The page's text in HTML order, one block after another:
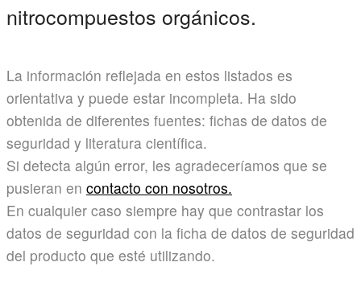
nitrocompuestos orgánicos.
La información reflejada en estos listados es
orientativa y puede estar incompleta. Ha sido
obtenida de diferentes fuentes: fichas de datos de
seguridad y literatura científica.
Si detecta algún error, les agradeceríamos que se
pusieran en contacto con nosotros.
En cualquier caso siempre hay que contrastar los
datos de seguridad con la ficha de datos de seguridad
del producto que esté utilizando.